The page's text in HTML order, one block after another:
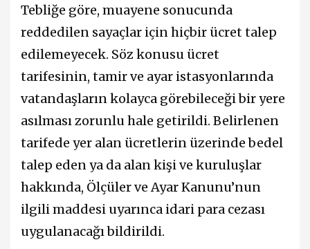
Tebliğe göre, muayene sonucunda
reddedilen sayaçlar için hiçbir ücret talep
edilemeyecek. Söz konusu ücret
tarifesinin, tamir ve ayar istasyonlarında
vatandaşların kolayca görebileceği bir yere
asılması zorunlu hale getirildi. Belirlenen
tarifede yer alan ücretlerin üzerinde bedel
talep eden ya da alan kişi ve kuruluşlar
hakkında, Ölçüler ve Ayar Kanunu’nun
ilgili maddesi uyarınca idari para cezası
uygulanacağı bildirildi.